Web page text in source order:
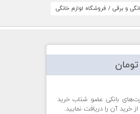
و برقی / فروشگاه لوازم خانگی
بانکی عضو شتاب خرید
خرید آن را دریافت نمایید.